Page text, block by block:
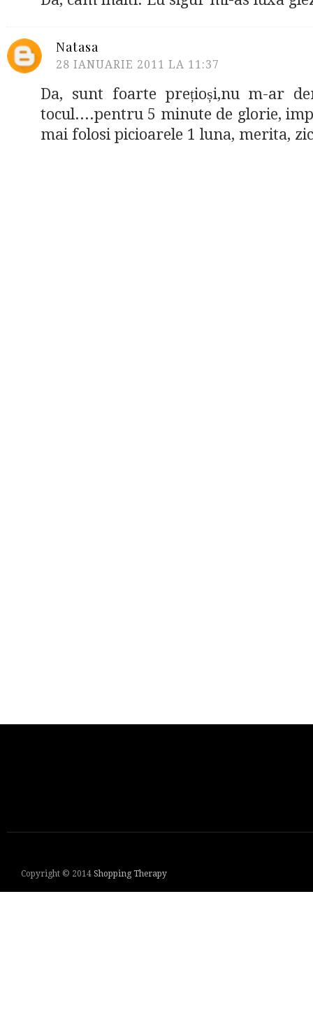
Natasa
28 IANUARIE 2011 LA 11:37
Da, sunt foarte prețioși,nu m-ar
tocul....pentru 5 minute de glorie,
mai folosi picioarele 1 luna, merita,
Copyright © 2014 Shopping Therapy